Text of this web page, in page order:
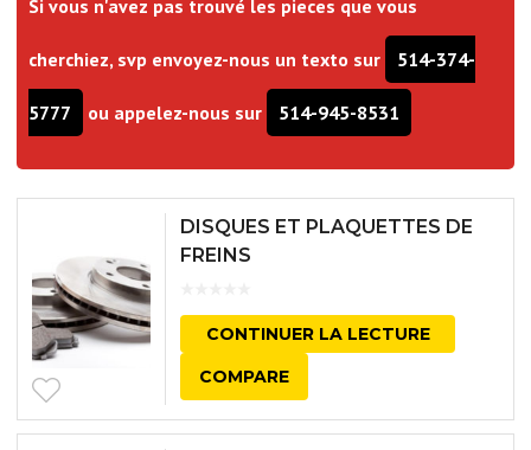
Si vous n'avez pas trouvé les pieces que vous
cherchiez, svp envoyez-nous un texto sur 514-374-
5777 ou appelez-nous sur 514-945-8531
DISQUES ET PLAQUETTES DE
FREINS
CONTINUER LA LECTURE
COMPARE